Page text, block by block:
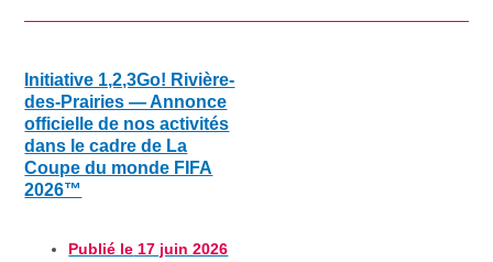
Initiative 1,2,3Go! Rivière-
des-Prairies — Annonce
officielle de nos activités
dans le cadre de La
Coupe du monde FIFA
2026™
Publié le 17 juin 2026